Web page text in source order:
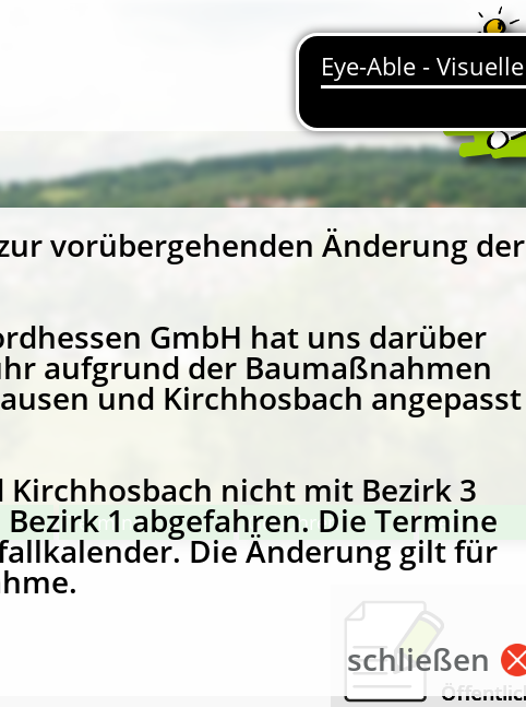
vorübergehenden Änderung der
GmbH hat uns darüber
aufgrund der Baumaßnahmen
und Kirchhosbach angepasst
Kirchhosbach nicht mit Bezirk 3
1 abgefahren. Die Termine
Die Änderung gilt für
schließen
Termine Gebühren Service